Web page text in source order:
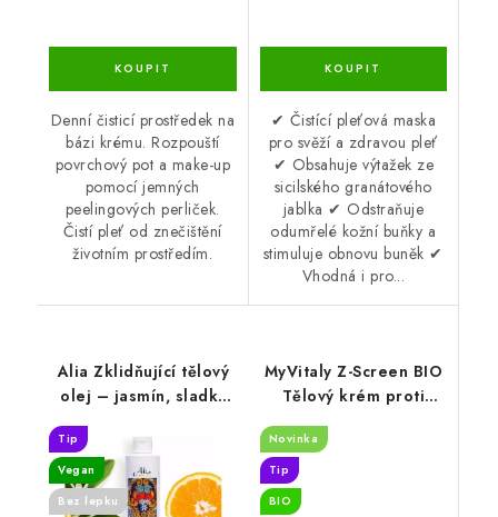
Denní čisticí prostředek na
bázi krému. Rozpouští
povrchový pot a make-up
pomocí jemných
peelingových perliček.
Čistí pleť od znečištění
životním prostředím.
✔ Čistící pleťová maska
pro svěží a zdravou pleť
✔ Obsahuje výtažek ze
sicilského granátového
jablka ✔ Odstraňuje
odumřelé kožní buňky a
stimuluje obnovu buněk ✔
Vhodná i pro...
Alia Zklidňující tělový
olej – jasmín, sladký
Tip
Vegan
Bez lepku
MyVitaly Z-Screen BIO
Tělový krém proti
Novinka
Tip
BIO